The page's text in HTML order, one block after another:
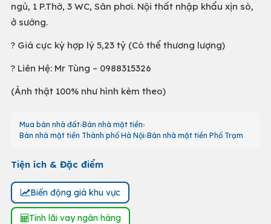
ngủ, 1 P.Thờ, 3 WC, Sân phơi. Nội thất nhập khẩu xịn sò,
ở sướng.
? Giá cực kỳ hợp lý 5,23 tỷ (Có thể thương lượng)
? Liên Hệ: Mr Tùng – 0988315326
(Ảnh thật 100% như hình kèm theo)
Mua bán nhà đất Bán nhà mặt tiền
Bán nhà mặt tiền Thành phố Hà Nội Bán nhà mặt tiền Phố Trạm
Tiện ích & Đặc điểm
Biến động giá khu vực
Tính lãi vay ngân hàng